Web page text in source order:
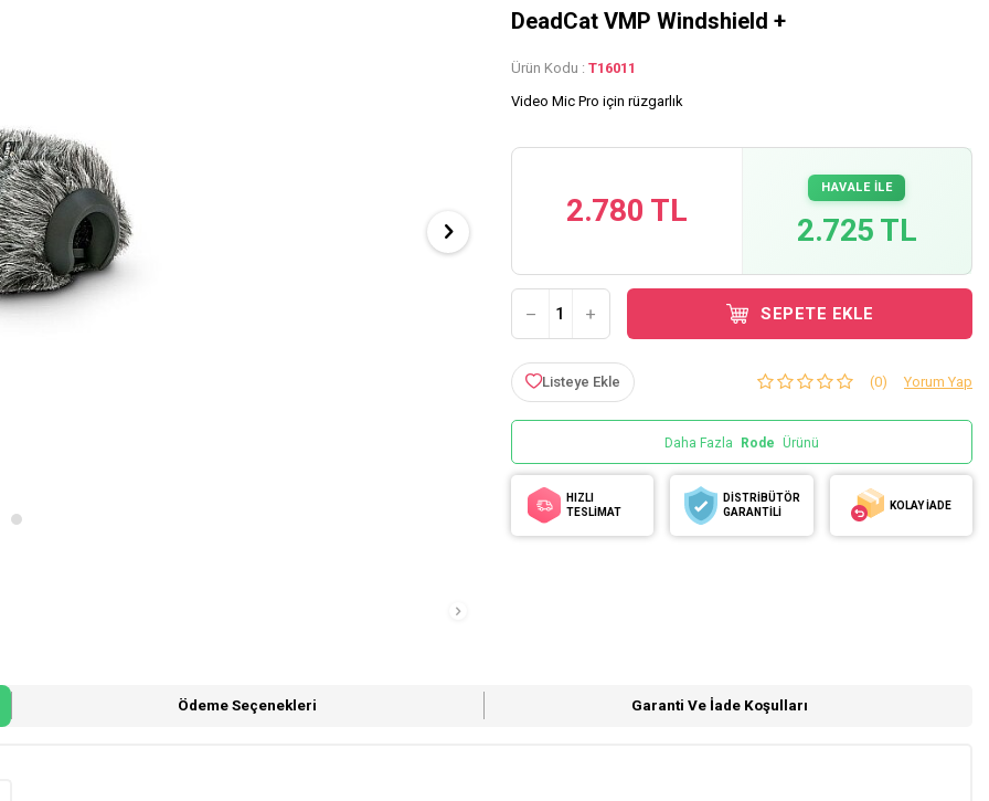
DeadCat VMP Windshield +
Ürün Kodu : T16011
Video Mic Pro için rüzgarlık
2.780 TL
HAVALE İLE
2.725 TL
SEPETE EKLE
Listeye Ekle (0) Yorum Yap
Daha Fazla Rode Ürünü
HIZLI
TESLİMAT
DİSTRİBÜTÖR
GARANTİLİ
KOLAY İADE
Ödeme Seçenekleri Garanti Ve İade Koşulları